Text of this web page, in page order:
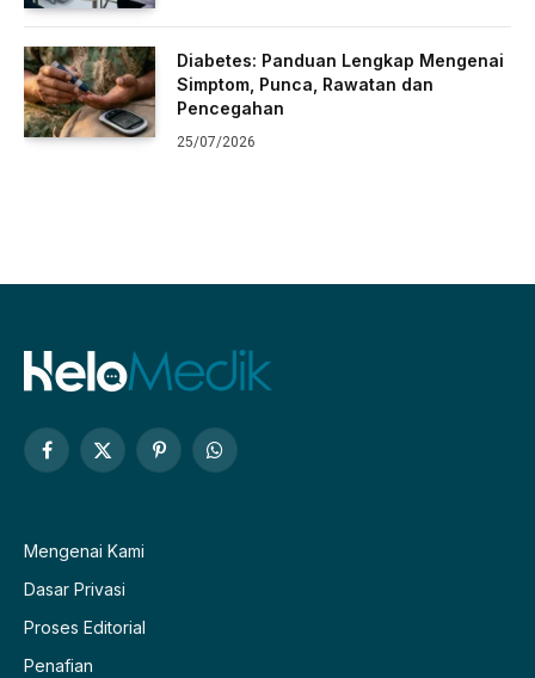
Diabetes: Panduan Lengkap Mengenai
Simptom, Punca, Rawatan dan
Pencegahan
25/07/2026
Facebook
X
PinterestWhatsApp
Mengenai Kami
Dasar Privasi
Proses Editorial
Penafian